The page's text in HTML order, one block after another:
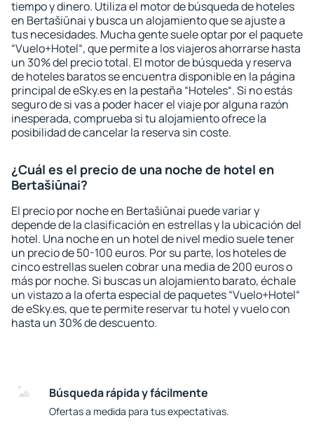
tiempo y dinero. Utiliza el motor de búsqueda de hoteles
en Bertašiūnai y busca un alojamiento que se ajuste a
tus necesidades. Mucha gente suele optar por el paquete
“Vuelo+Hotel“, que permite a los viajeros ahorrarse hasta
un 30% del precio total. El motor de búsqueda y reserva
de hoteles baratos se encuentra disponible en la página
principal de eSky.es en la pestaña “Hoteles“. Si no estás
seguro de si vas a poder hacer el viaje por alguna razón
inesperada, comprueba si tu alojamiento ofrece la
posibilidad de cancelar la reserva sin coste.
¿Cuál es el precio de una noche de hotel en
Bertašiūnai?
El precio por noche en Bertašiūnai puede variar y
depende de la clasificación en estrellas y la ubicación del
hotel. Una noche en un hotel de nivel medio suele tener
un precio de 50-100 euros. Por su parte, los hoteles de
cinco estrellas suelen cobrar una media de 200 euros o
más por noche. Si buscas un alojamiento barato, échale
un vistazo a la oferta especial de paquetes “Vuelo+Hotel“
de eSky.es, que te permite reservar tu hotel y vuelo con
hasta un 30% de descuento.
Búsqueda rápida y fácilmente
Ofertas a medida para tus expectativas.